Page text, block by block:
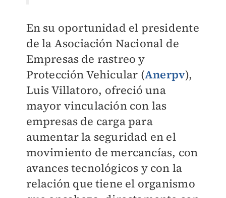
En su oportunidad el presidente
de la Asociación Nacional de
Empresas de rastreo y
Protección Vehicular (Anerpv),
Luis Villatoro, ofreció una
mayor vinculación con las
empresas de carga para
aumentar la seguridad en el
movimiento de mercancías, con
avances tecnológicos y con la
relación que tiene el organismo